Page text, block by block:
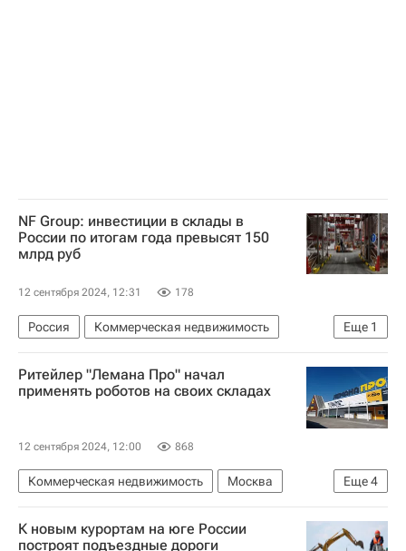
NF Group: инвестиции в склады в
России по итогам года превысят 150
млрд руб
12 сентября 2024, 12:31 178
Еще 1
Россия
Коммерческая недвижимость
Склады
Ритейлер "Лемана Про" начал
применять роботов на своих складах
12 сентября 2024, 12:00 868
Еще4
Коммерческая недвижимость
Москва
Яндекс.Маркет
Яндекс
Leroy Merlin
Роботы
К новым курортам на юге России
построят подъездные дороги